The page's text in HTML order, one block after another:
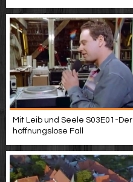
Mit Leib und Seele S03E01-Der
hoffnungslose Fall